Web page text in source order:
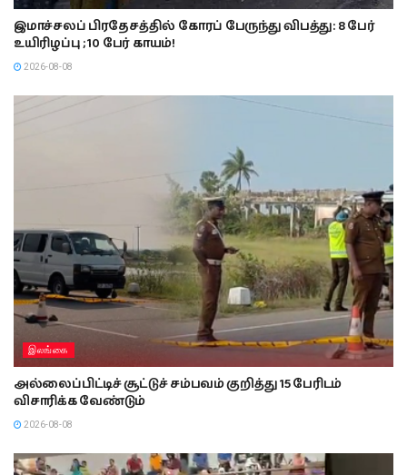
இமாச்சலப் பிரதேசத்தில் கோரப் பேருந்து விபத்து: 8 பேர்
உயிரிழப்பு ; 10 பேர் காயம்!
2026-08-08
இலங்கை
அல்லைப்பிட்டிச் சூட்டுச் சம்பவம் குறித்து 15 பேரிடம்
விசாரிக்க வேண்டும்
2026-08-08